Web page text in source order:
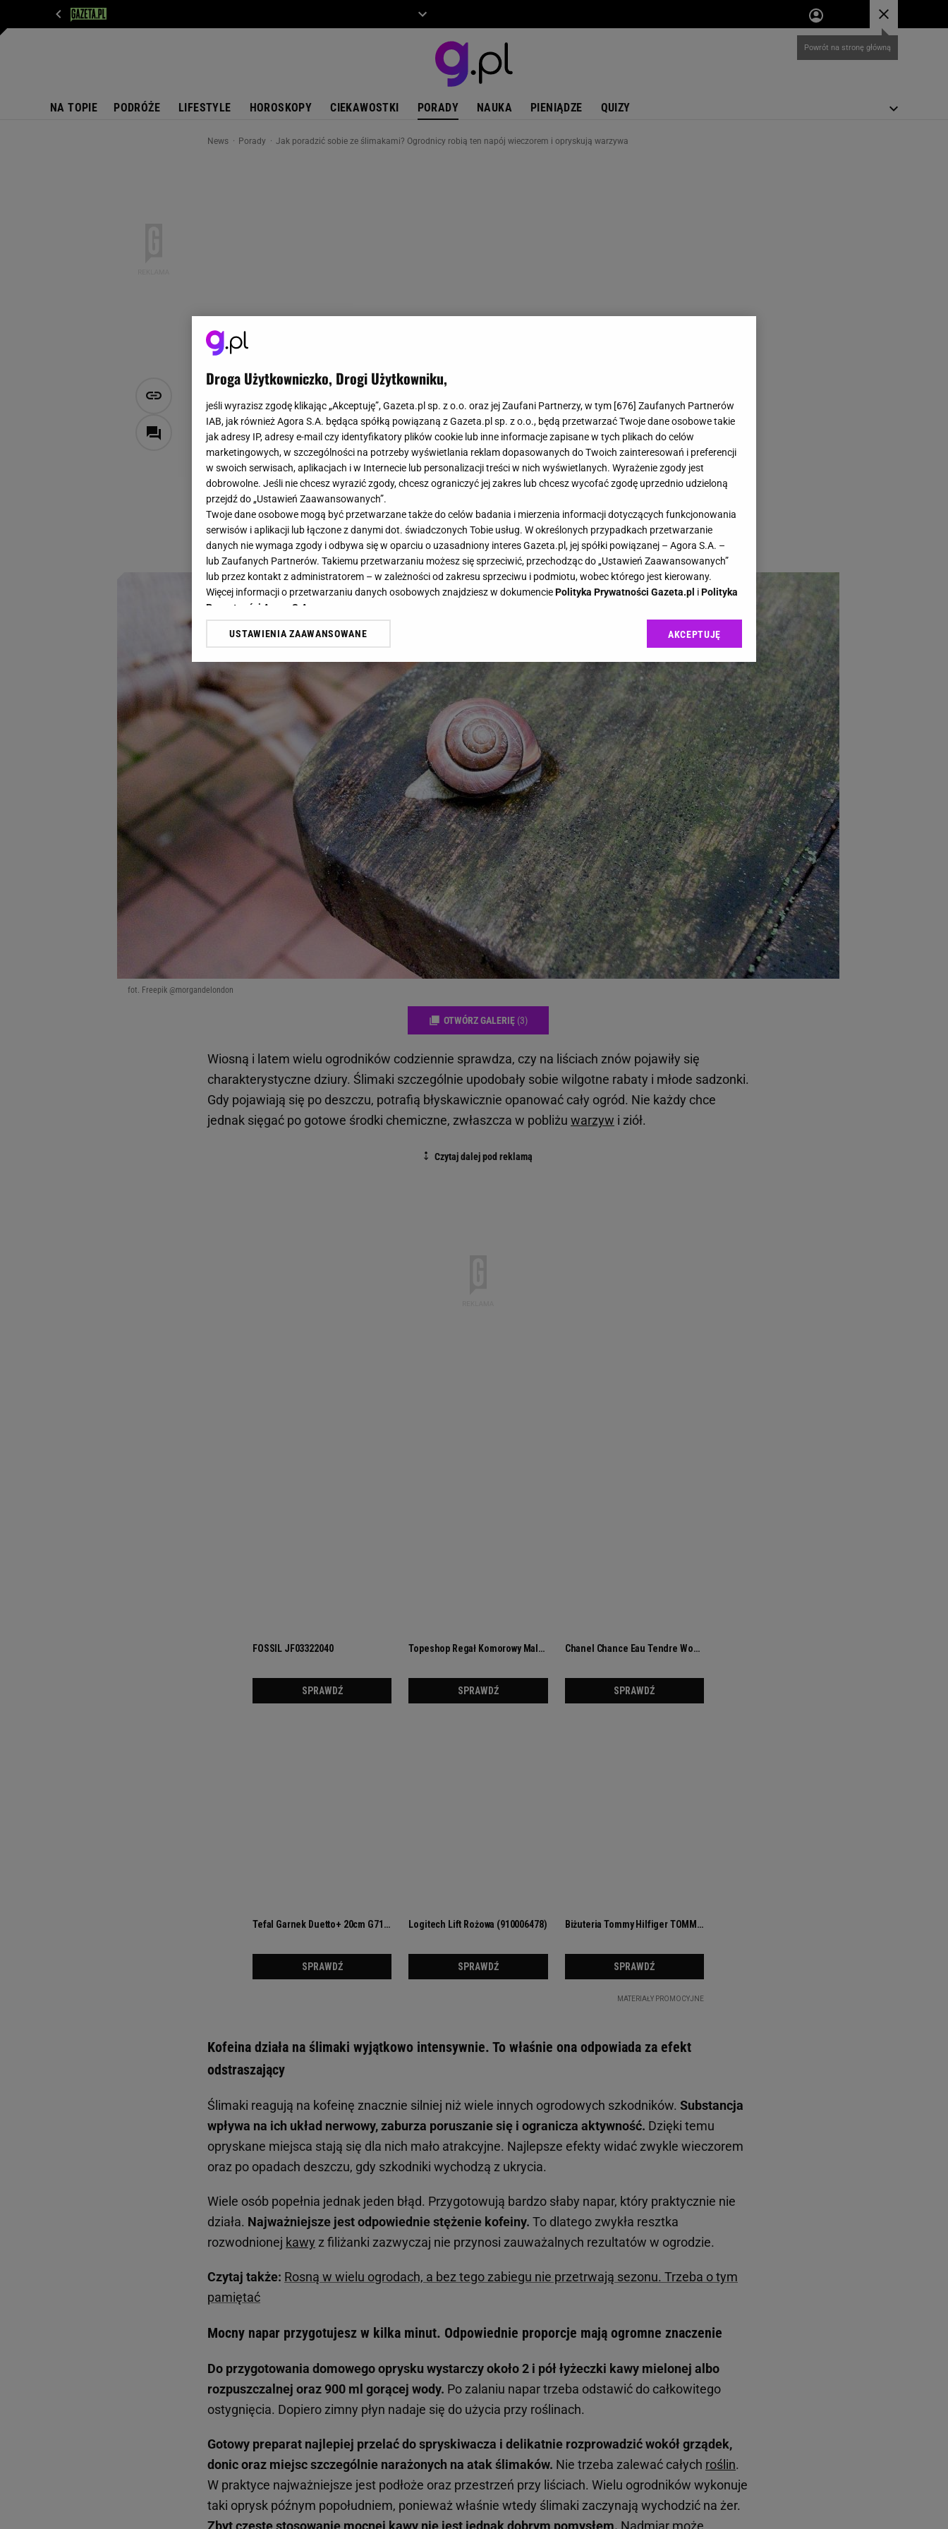
NA TOPIE PODRÓŻE LIFESTYLE HOROSKOPY CIEKAWOSTKI PORADY NAUKA PIENIĄDZE QUIZY
News Porady Jak poradzić sobie ze ślimakami? Ogrodnicy robią ten napój wieczorem i opryskują warzywa
Ogrodnicy robią ten napój wieczorem i opryskują warzywa.
Rano ślimaków nie widać w ogrodzie
Dawid Sakowicz
17 maja 2026, 08:01
Wystarczy kilka łyżeczek i gorąca woda, aby przygotować domowy oprysk przeciw ślimakom.
Ten kuchenny trik zyskuje popularność szczególnie wśród osób, które nie chcą używać silnej
chemii w ogrodzie.
fot. Freepik @morgandelondon
OTWÓRZ GALERIĘ (3)
Wiosną i latem wielu ogrodników codziennie sprawdza, czy na liściach znów pojawiły się
charakterystyczne dziury. Ślimaki szczególnie upodobały sobie wilgotne rabaty i młode sadzonki.
Gdy pojawiają się po deszczu, potrafią błyskawicznie opanować cały ogród. Nie każdy chce
jednak sięgać po gotowe środki chemiczne, zwłaszcza w pobliżu warzyw i ziół.
Kofeina działa na ślimaki wyjątkowo intensywnie. To właśnie ona odpowiada za efekt
odstraszający
Ślimaki reagują na kofeinę znacznie silniej niż wiele innych ogrodowych szkodników. Substancja
wpływa na ich układ nerwowy, zaburza poruszanie się i ogranicza aktywność. Dzięki temu
opryskane miejsca stają się dla nich mało atrakcyjne. Najlepsze efekty widać zwykle wieczorem
oraz po opadach deszczu, gdy szkodniki wychodzą z ukrycia.
Wiele osób popełnia jednak jeden błąd. Przygotowują bardzo słaby napar, który praktycznie nie
działa. Najważniejsze jest odpowiednie stężenie kofeiny. To dlatego zwykła resztka
rozwodnionej kawy z filiżanki zazwyczaj nie przynosi zauważalnych rezultatów w ogrodzie.
Czytaj także: Rosną w wielu ogrodach, a bez tego zabiegu nie przetrwają sezonu. Trzeba o tym
pamiętać
Mocny napar przygotujesz w kilka minut. Odpowiednie proporcje mają ogromne znaczenie
Do przygotowania domowego oprysku wystarczy około 2 i pół łyżeczki kawy mielonej albo
rozpuszczalnej oraz 900 ml gorącej wody. Po zalaniu napar trzeba odstawić do całkowitego
ostygnięcia. Dopiero zimny płyn nadaje się do użycia przy roślinach.
Gotowy preparat najlepiej przelać do spryskiwacza i delikatnie rozprowadzić wokół grządek,
donic oraz miejsc szczególnie narażonych na atak ślimaków. Nie trzeba zalewać całych roślin.
W praktyce najważniejsze jest podłoże oraz przestrzeń przy liściach. Wielu ogrodników wykonuje
taki oprysk późnym popołudniem, ponieważ właśnie wtedy ślimaki zaczynają wychodzić na żer.
Zbyt częste stosowanie mocnej kawy nie jest jednak dobrym pomysłem. Nadmiar może
Droga Użytkowniczko, Drogi Użytkowniku,
jeśli wyrazisz zgodę klikając „Akceptuję”, Gazeta.pl sp. z o.o. oraz jej Zaufani Partnerzy, w tym [676] Zaufanych Partnerów
IAB, jak również Agora S.A. będąca spółką powiązaną z Gazeta.pl sp. z o.o., będą przetwarzać Twoje dane osobowe takie
jak adresy IP, adresy e-mail czy identyfikatory plików cookie lub inne informacje zapisane w tych plikach do celów
marketingowych, w szczególności na potrzeby wyświetlania reklam dopasowanych do Twoich zainteresowań i preferencji
w swoich serwisach, aplikacjach i w Internecie lub personalizacji treści w nich wyświetlanych. Wyrażenie zgody jest
dobrowolne. Jeśli nie chcesz wyrazić zgody, chcesz ograniczyć jej zakres lub chcesz wycofać zgodę uprzednio udzieloną
przejdź do „Ustawień Zaawansowanych”.
Twoje dane osobowe mogą być przetwarzane także do celów badania i mierzenia informacji dotyczących funkcjonowania
serwisów i aplikacji lub łączone z danymi dot. świadczonych Tobie usług. W określonych przypadkach przetwarzanie
danych nie wymaga zgody i odbywa się w oparciu o uzasadniony interes Gazeta.pl, jej spółki powiązanej – Agora S.A. –
lub Zaufanych Partnerów. Takiemu przetwarzaniu możesz się sprzeciwić, przechodząc do „Ustawień Zaawansowanych”
lub przez kontakt z administratorem – w zależności od zakresu sprzeciwu i podmiotu, wobec którego jest kierowany.
Więcej informacji o przetwarzaniu danych osobowych znajdziesz w dokumenciePolityka Prywatności Gazeta.pl iPolityka
Prywatności Agora S.A.
Klikając „Akceptuję” wyrażasz też zgodę na zainstalowanie i przechowywanie plików cookie Gazeta.pl sp. z o.o., jej
dotyczące plików cookie, wywołując narzędzie do zarządzania twoimi preferencjami dot. przetwarzania danych poprzez
odnośnik „Ustawienia prywatności ” w stopce serwisu i przechodząc do „Ustawień Zaawansowanych”. Zmiana ustawień
plików cookie możliwa jest także za pomocą ustawień przeglądarki.
My, nasi Zaufani Partnerzy i Agora S.A. możemy przetwarzać dane osobowe w następujących celach:
Użycie dokładnych danych geolokalizacyjnych. Aktywne skanowanie charakterystyki urządzenia do celów identyfikacji.
Przechowywanie informacji na urządzeniu lub dostęp do nich. Spersonalizowane reklamy i treści, pomiar reklam i treści,
badnie odbiorców i ulepszanie usług.Lista Zaufanych Partnerów
USTAWIENIA ZAAWANSOWANE AKCEPTUJĘ